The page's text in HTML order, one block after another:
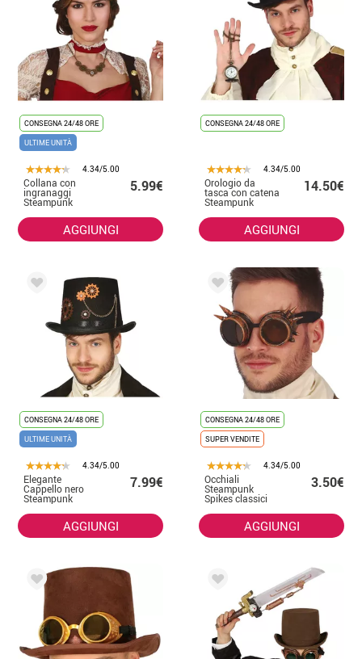
CONSEGNA 24/48 ORE
ULTIME UNITÀ
4.34/5.00
Collana con
ingranaggi
Steampunk
5.99€
AGGIUNGI
CONSEGNA 24/48 ORE
4.34/5.00
Orologio da
tasca con catena
Steampunk
14.50€
AGGIUNGI
CONSEGNA 24/48 ORE
ULTIME UNITÀ
4.34/5.00
Elegante
Cappello nero
Steampunk
7.99€
AGGIUNGI
CONSEGNA 24/48 ORE
SUPER VENDITE
4.34/5.00
Occhiali
Steampunk
Spikes classici
per adulti
3.50€
AGGIUNGI